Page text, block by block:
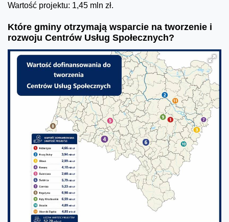
Wartość projektu: 1,45 mln zł.
Które gminy otrzymają wsparcie na tworzenie i
rozwoju Centrów Usług Społecznych?